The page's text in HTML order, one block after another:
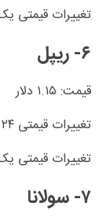
تغییرات قیمتی
۶- ریپل
قیمت: ۱.۱۵ دلار
تغییرات قیمتی ۲۴ ساعت گذشته: ۱.۵۵ درصد افزایش
تغییرات قیمتی یک هفته
۷- سولانا